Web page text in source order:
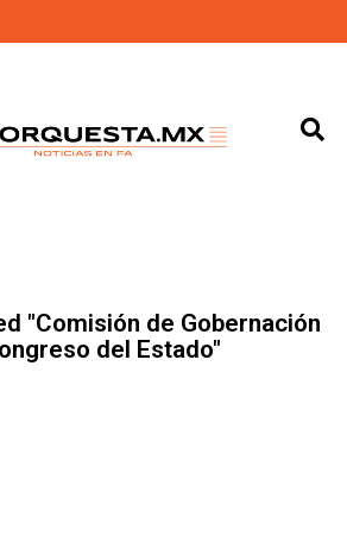
"Comisión de Gobernación
del Estado"